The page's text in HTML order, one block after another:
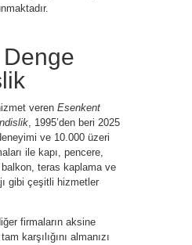
veren Esenkent
, 1995’den beri 2025
ve 10.000 üzeri
ile kapı, pencere,
teras kaplama ve
gibi çeşitli hizmetler
firmaların aksine
karşılığını almanızı